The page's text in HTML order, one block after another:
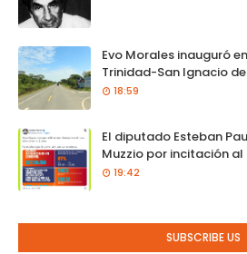
Evo Morales inauguró
Trinidad-San Ignacio
18:59
El diputado Esteban
Muzzio por incitación
19:42
SUBSCRIBE US